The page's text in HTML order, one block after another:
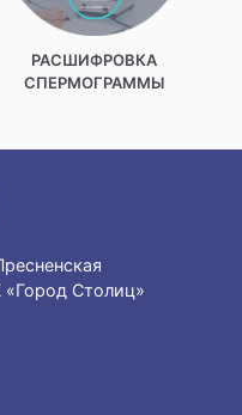
РАСШИФРОВКА
СПЕРМОГРАММЫ
Столиц»